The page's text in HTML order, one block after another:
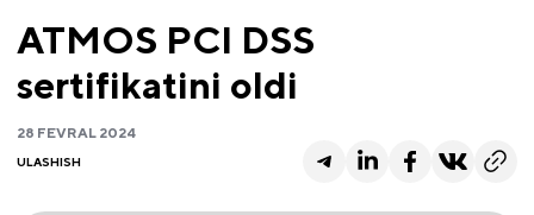
ATMOS PCI DSS
sertifikatini oldi
28 FEVRAL 2024
ULASHISH